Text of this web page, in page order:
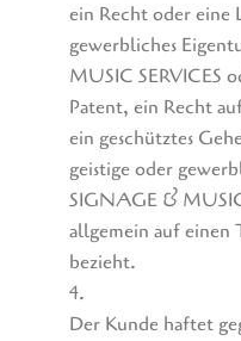
ein Recht oder eine
gewerbliches
MUSIC SERVICES
Patent, ein Recht
ein geschütztes
geistige oder
SIGNAGE &
allgemein auf einen
bezieht.
4.
Der Kunde haftet